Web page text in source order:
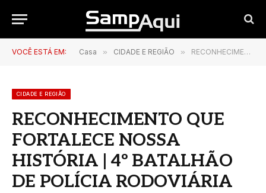
VOCÊ ESTÁ EM: Casa » CIDADE E REGIÃO » RECONHECIMENTO QUE FORTALECE NOSSA HISTÓRIA | 4º BATALHÃO DE POLÍCIA RODOVIÁRIA
CIDADE E REGIÃO
RECONHECIMENTO QUE
FORTALECE NOSSA
HISTÓRIA | 4º BATALHÃO
DE POLÍCIA RODOVIÁRIA